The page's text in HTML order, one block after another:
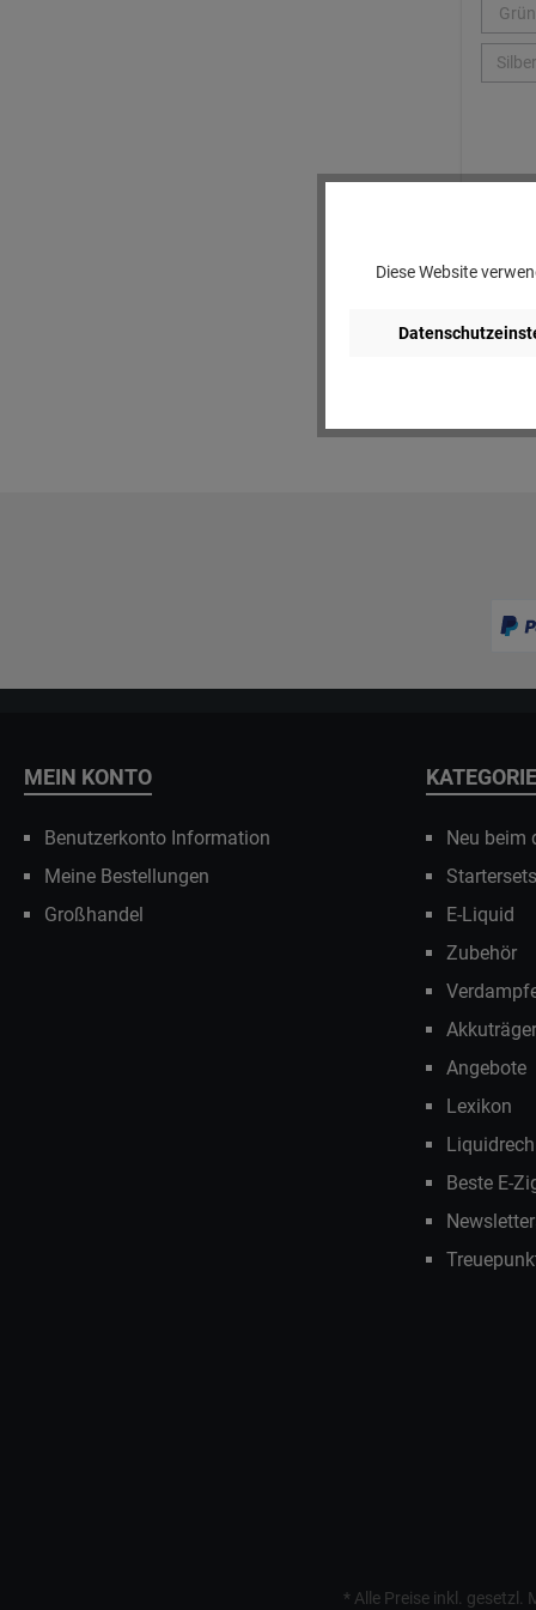
Grün
Silber
MEIN KONTO
Benutzerkonto Information
Meine Bestellungen
Großhandel
Neu beim
Startersets
E-Liquid
Zubehör
Akkuträger
Angebote
Lexikon
Beste E-
* Alle Preise inkl. gesetzl.
Diese Website